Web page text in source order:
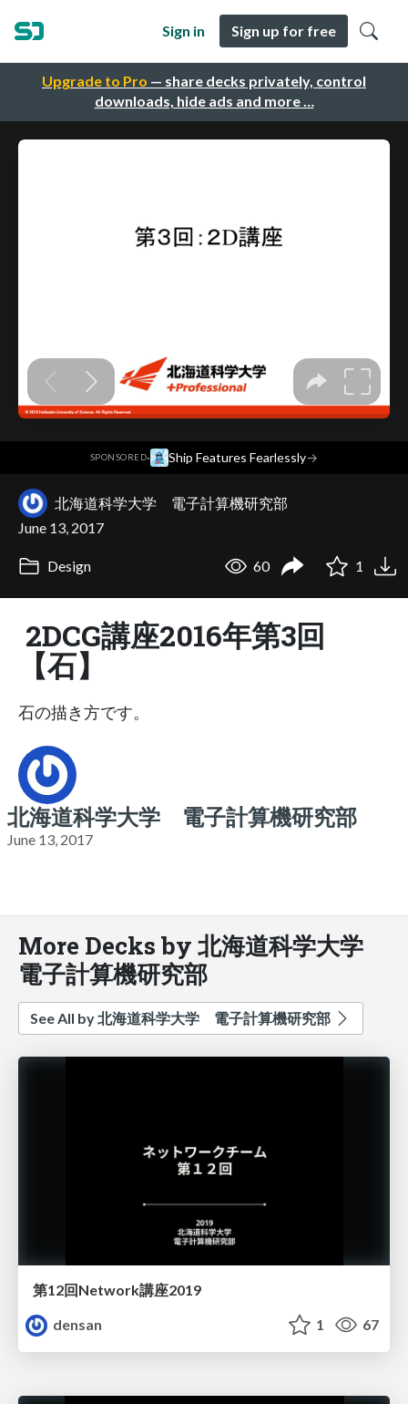
Upgrade to Pro — share decks privately, control
downloads, hide ads and more …
Sign in Sign up for free
SPONSORED· Ship Features Fearlessly→
北海道科学大学 電子計算機研究部
June 13, 2017
Design 60 1
2DCG講座2016年第3回
【石】
石の描き方です。
北海道科学大学 電子計算機研究部
June 13, 2017
More Decks by 北海道科学大学
電子計算機研究部
See All by 北海道科学大学 電子計算機研究部
第12回Network講座2019
densan
1 67